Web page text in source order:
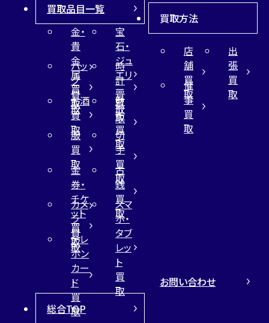
買取品目一覧
金・
貴
金
属
買
取
宝
石・
ジュ
エリ
ー
買
取
バッ
グ
買
取
時
計
買
取
お酒
買
取
財
布
買
取
服
買
取
切
手
買
取
金
券・
チケ
ット
買
取
古
銭
買
取
カメ
ラ
買
取
スマ
ホ・
タブ
レッ
ト
買
取
テレ
ホン
カー
ド
買
取
買取方法
店
舗
買
取
出
張
買
取
催
事
買
取
総合TOP
お問い合わせ